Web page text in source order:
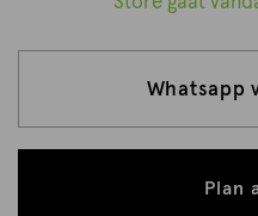
Whatsapp
Plan